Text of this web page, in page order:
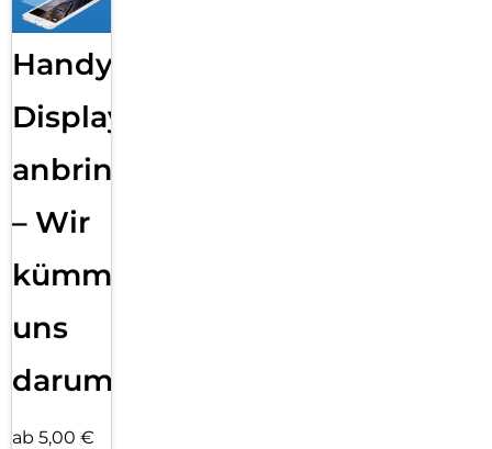
Handy
Displayfolie
anbringen
– Wir
kümmern
uns
darum!
ab 5,00 €